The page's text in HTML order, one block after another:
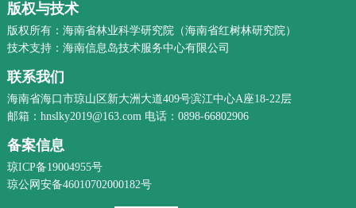
版权与技术
版权所有：海南省林业科学研究院（海南省红树林研究院）
技术支持：海南信息岛技术服务中心有限公司
联系我们
海南省海口市琼山区新大洲大道409号滨江中心A座18-22层
邮箱：hnslky2019@163.com 电话：0898-66802906
备案信息
琼ICP备19004955号
琼公网安备46010702000182号